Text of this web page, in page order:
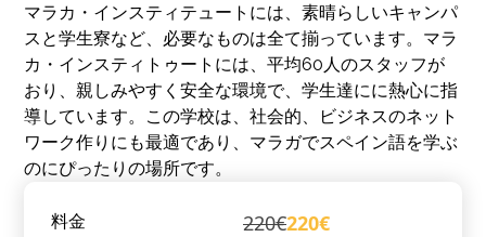
マラカ・インスティテュートには、素晴らしいキャンパ
スと学生寮など、必要なものは全て揃っています。マラ
カ・インスティトゥートには、平均60人のスタッフが
おり、親しみやすく安全な環境で、学生達にに熱心に指
導しています。この学校は、社会的、ビジネスのネット
ワーク作りにも最適であり、マラガでスペイン語を学ぶ
のにぴったりの場所です。
料金 220€220€